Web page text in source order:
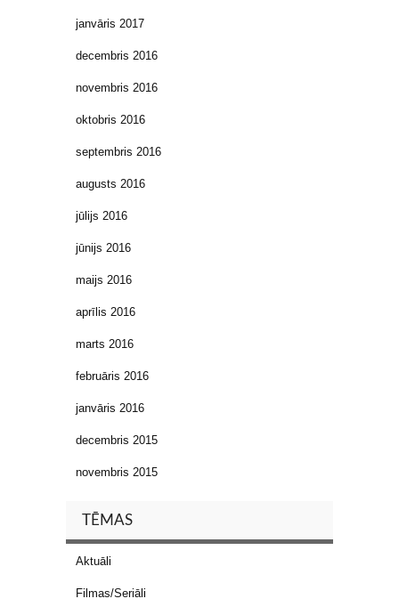
janvāris 2017
decembris 2016
novembris 2016
oktobris 2016
septembris 2016
augusts 2016
jūlijs 2016
jūnijs 2016
maijs 2016
aprīlis 2016
marts 2016
februāris 2016
janvāris 2016
decembris 2015
novembris 2015
TĒMAS
Aktuāli
Filmas/Seriāli